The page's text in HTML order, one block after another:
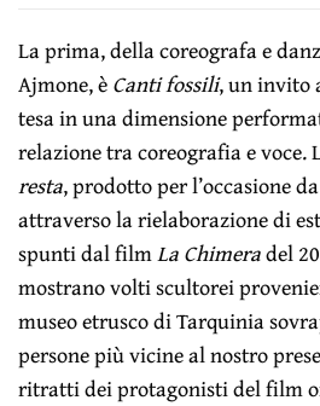
La prima, della coreografa e
Ajmone, èCanti fossili, un invito
tesa in una dimensione
relazione tra coreografia e voce.
resta, prodotto per l’occasione
attraverso la rielaborazione di
spunti dal filmLa Chimeradel
mostrano volti scultorei
museo etrusco di Tarquinia
persone più vicine al nostro
ritratti dei protagonisti del film